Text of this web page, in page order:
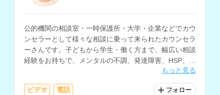
公的機関の相談室・一時保護所・大学・企業などでカウ
ンセラーとして様々な相談に乗って来られたカウンセラ
ーさんです。子どもから学生・働く方まで、幅広い相談
経験をお持ちで、メンタルの不調、発達障害、HSP、子
育て、対人関係などの相談を得意とされています。
もっと見る
ビデオ 電話 フォロー